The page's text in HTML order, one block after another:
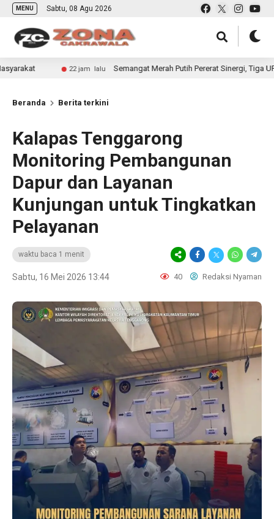
MENU Sabtu, 08 Agu 2026
22 jam lalu Semangat Merah Putih Pererat Sinergi, Tiga UPT
Beranda Berita terkini
Kalapas Tenggarong
Monitoring Pembangunan
Dapur dan Layanan
Kunjungan untuk Tingkatkan
Pelayanan
waktu baca 1 menit
Sabtu, 16 Mei 2026 13:44 40 Redaksi Nyaman